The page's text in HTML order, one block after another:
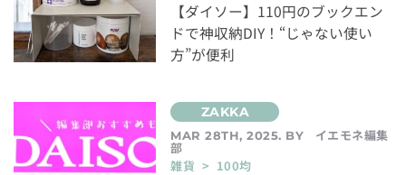
【ダイソー】110円のブックエン
ドで神収納DIY！“じゃない使い
方”が便利
MAR 28TH, 2025. BY イエモネ編集
部
雑貨 > 100均